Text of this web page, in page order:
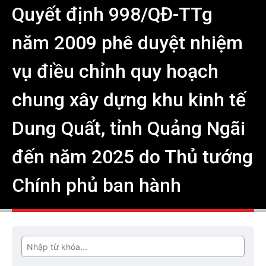
Quyết định 998/QĐ-TTg
năm 2009 phê duyệt nhiệm
vụ điều chỉnh quy hoạch
chung xây dựng khu kinh tế
Dung Quất, tỉnh Quảng Ngãi
đến năm 2025 do Thủ tướng
Chính phủ ban hành
Tìm